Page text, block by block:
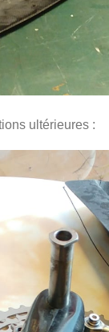
ultérieures :